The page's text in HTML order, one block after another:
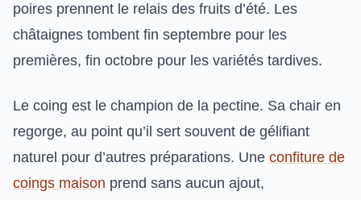
poires prennent le relais des fruits d’été. Les
châtaignes tombent fin septembre pour les
premières, fin octobre pour les variétés tardives.
Le coing est le champion de la pectine. Sa chair en
regorge, au point qu’il sert souvent de gélifiant
naturel pour d’autres préparations. Une confiture de
coings maison prend sans aucun ajout,